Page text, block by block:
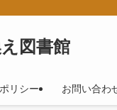
図書館
リシー お問い合わ